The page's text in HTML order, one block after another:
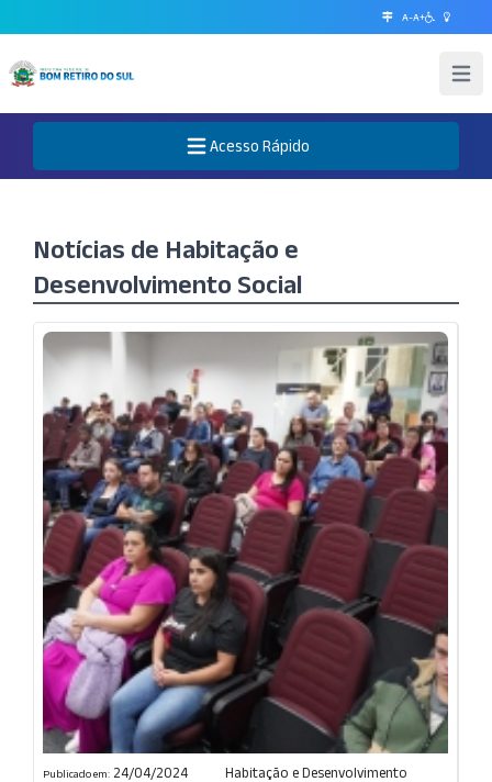
A-A+
Abrir
Abre o Menu
Acesso Rápido
Notícias de Habitação e
Desenvolvimento Social
Publicado em: 24/04/2024
Habitação e Desenvolvimento